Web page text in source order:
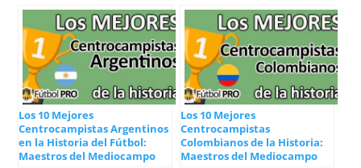
Los 10 Mejores
Centrocampistas Argentinos
en la Historia del Fútbol:
Maestros del Mediocampo
Los 10 Mejores
Centrocampistas
Colombianos de la Historia:
Maestros del Mediocampo